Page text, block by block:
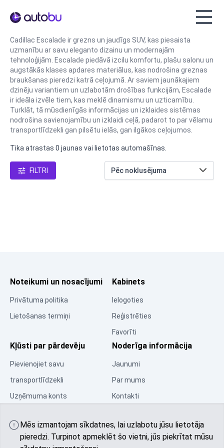
Autobu.eu
Cadillac Escalade ir grezns un jaudīgs SUV, kas piesaista
uzmanību ar savu eleganto dizainu un modernajām
tehnoloģijām. Escalade piedāvā izcilu komfortu, plašu salonu un
augstākās klases apdares materiālus, kas nodrošina greznas
braukšanas pieredzi katrā ceļojumā. Ar saviem jaunākajiem
dzinēju variantiem un uzlabotām drošības funkcijām, Escalade
ir ideāla izvēle tiem, kas meklē dinamismu un uzticamību.
Turklāt, tā mūsdienīgās informācijas un izklaides sistēmas
nodrošina savienojamību un izklaidi ceļā, padarot to par vēlamu
transportlīdzekli gan pilsētu ielās, gan ilgākos ceļojumos.
Tika atrastas 0 jaunas vai lietotas automašīnas.
FILTRI
Noteikumi un nosacījumi
Privātuma politika
Lietošanas termiņi
Kabinets
Ielogoties
Reģistrēties
Favorīti
Kļūsti par pārdevēju
Pievienojiet savu
transportlīdzekli
Uzņēmuma konts
Kopiena
Noderīga informācija
Jaunumi
Par mums
Kontakti
Mēs izmantojam sīkdatnes, lai uzlabotu jūsu lietotāja
pieredzi. Turpinot apmeklēt šo vietni, jūs piekrītat mūsu